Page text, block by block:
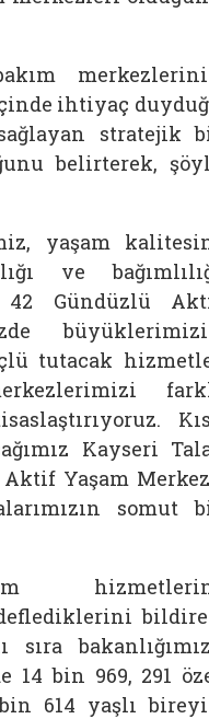
ihtiyaç
stratejik
belirterek,
yaşam
ve
42 Gündüzlü
tutacak
Kayseri
Yaşam
somut
14 bin 969, 291
614 yaşlı